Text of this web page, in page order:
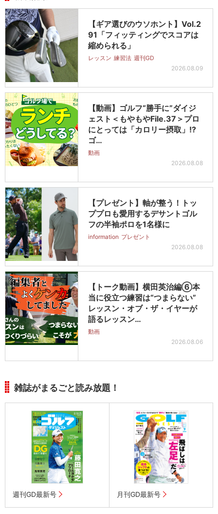
【ギア選びのウソホント】Vol.2
91「フィッティングでスコアは
縮められる」
レッスン 練習法 週刊GD
2026.08.09
【動画】ゴルフ“勝手に”ダイジ
ェスト＜もやもやFile.37＞プロ
にとっては「カロリー摂取」!?
ゴ…
動画
2026.08.08
【プレゼント】軸が整う！トッ
ププロも愛用するデサントゴル
フの半袖ポロを1名様に
information プレゼント
2026.08.08
【トーク動画】横田英治編⑥本
当に役立つ練習は“つまらない”
レッスン・オブ・ザ・イヤーが
語るレッスン…
動画
2026.08.06
雑誌がまるごと読み放題！
週刊GD最新号 月刊GD最新号